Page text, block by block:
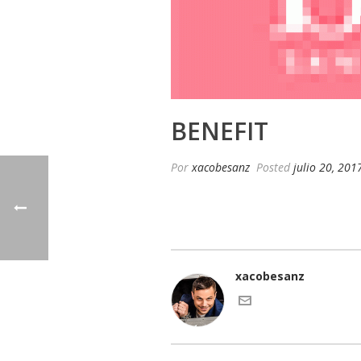
BENEFIT
Porxacobesanz Posted julio 20,
xacobesanz